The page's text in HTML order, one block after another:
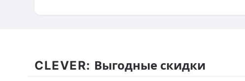
CLEVER: Выгодные скидки